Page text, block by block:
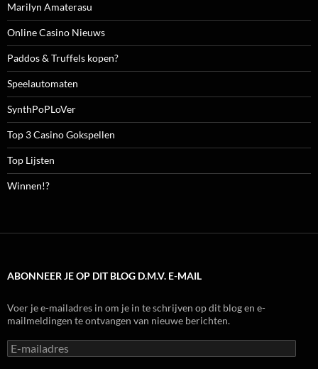
Marilyn Amaterasu
Online Casino Nieuws
Paddos & Truffels kopen?
Speelautomaten
SynthPoPLoVer
Top 3 Casino Gokspellen
Top Lijsten
Winnen!?
ABONNEER JE OP DIT BLOG D.M.V. E-MAIL
Voer je e-mailadres in om je in te schrijven op dit blog en e-
mailmeldingen te ontvangen van nieuwe berichten.
E-
mailadres